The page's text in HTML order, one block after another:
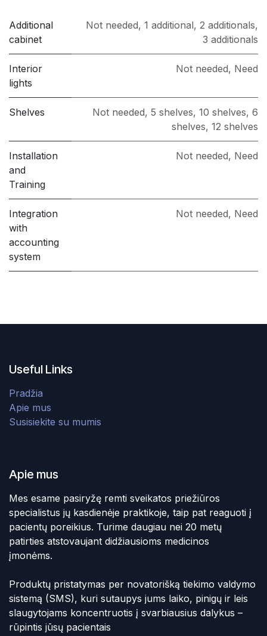
Additional
cabinet
Not needed, 1 additional, 2 additionals,
3 additionals
Interior
lights
Not needed, Need
Shelves Not needed, 5 shelves, 10 shelves, 6
shelves, 12 shelves
Installation
and
Training
Not needed, Need
Integration
with
accounting
system
Not needed, Need
Useful Links
Pradžia
Apie mus
Susisiekite su mumis
Apie mus
Mes esame pasiryžę remti sveikatos priežiūros
specialistus jų kasdienėje praktikoje, taip pat reaguoti į
pacientų poreikius. Turime daugiau nei 20 metų
patirties atstovaujant didžiausioms medicinos
įmonėms.
Produktų pristatymas per novatorišką tiekimo valdymo
sistemą (SMS), kuri sutaupys jums laiko, pinigų ir leis
slaugytojams koncentruotis į svarbiausius dalykus –
rūpintis jūsų pacientais